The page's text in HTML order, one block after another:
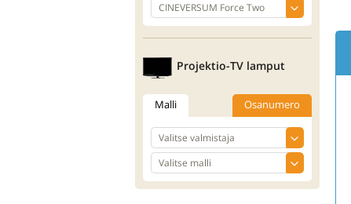
Projektio-TV lamput
Malli Osanumero